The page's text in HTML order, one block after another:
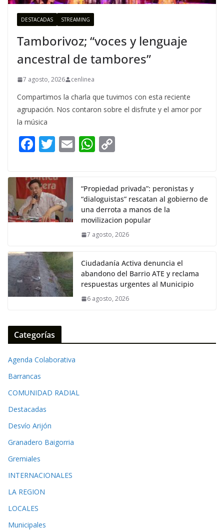
DESTACADAS STREAMING
Tamborivoz; “voces y lenguaje
ancestral de tambores”
7 agosto, 2026 cenlinea
Compartimos la charla que tuvimos con esta reciente
agrupación. Nos contaron sobre el disfrute y el amor por
la música
F
e
b
o
o
T
itt
er
E W
s
A
p
p
y
Li
n
k
“Propiedad privada”: peronistas y
“dialoguistas” rescatan al gobierno de
una derrota a manos de la
movilizacion popular
7 agosto, 2026
Ciudadanía Activa denuncia el
abandono del Barrio ATE y reclama
respuestas urgentes al Municipio
6 agosto, 2026
Categorías
Agenda Colaborativa
Barrancas
COMUNIDAD RADIAL
Destacadas
Desvío Arijón
Granadero Baigorria
Gremiales
INTERNACIONALES
LA REGION
LOCALES
Municipales